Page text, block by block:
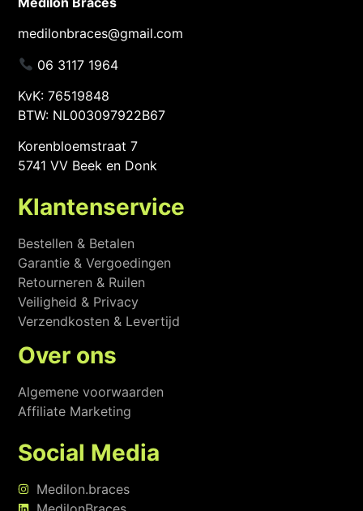
medilonbraces@gmail.com
06 3117 1964
KvK: 76519848
BTW: NL003097922B67
Korenbloemstraat 7
5741 VV Beek en Donk
Klantenservice
Bestellen & Betalen
Garantie & Vergoedingen
Retourneren & Ruilen
Veiligheid & Privacy
Verzendkosten & Levertijd
Over ons
Algemene voorwaarden
Affiliate Marketing
Social Media
Medilon.braces